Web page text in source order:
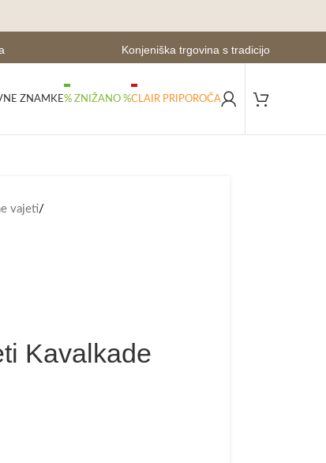
Konjeniška trgovina s tradicijo
ZNAMKE% ZNIŽANO %CLAIR PRIPOROČA
vajeti/
Kavalkade